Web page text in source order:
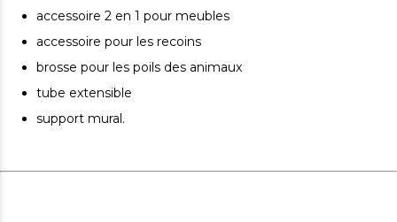
vous en débarrasser.
Il sépare les particules aspirées. Cyclone parallèle Parallel
Cyclonic System pour une aspiration plus efficace.
accessoire 2 en 1 pour meubles
accessoire pour les recoins
brosse pour les poils des animaux
tube extensible
support mural.